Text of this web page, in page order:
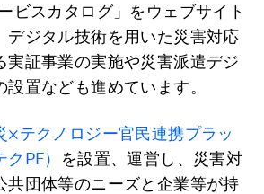
ビスカタログ」をウェブサイト
デジタル技術を用いた災害対応
実証事業の実施や災害派遣デジ
置なども進めています。
×テクノロジー官民連携プラッ
PF）
を設置、運営し、災害対
共団体等のニーズと企業等が持